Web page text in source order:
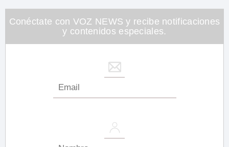
Conéctate con VOZ NEWS y recibe notificaciones
y contenidos especiales.